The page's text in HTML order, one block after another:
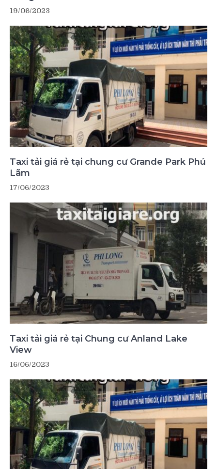
19/06/2023
Taxi tải giá rẻ tại chung cư Grande Park Phú
Lãm
17/06/2023
Taxi tải giá rẻ tại Chung cư Anland Lake
View
16/06/2023